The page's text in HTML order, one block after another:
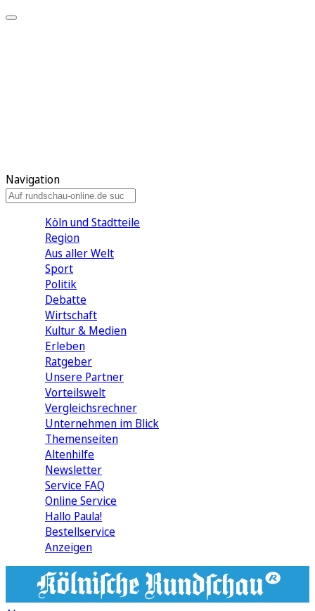
Navigation
Köln und Stadtteile
Region
Aus aller Welt
Sport
Politik
Debatte
Wirtschaft
Kultur & Medien
Erleben
Ratgeber
Unsere Partner
Vorteilswelt
Vergleichsrechner
Unternehmen im Blick
Themenseiten
Altenhilfe
Newsletter
Service FAQ
Online Service
Hallo Paula!
Bestellservice
Anzeigen